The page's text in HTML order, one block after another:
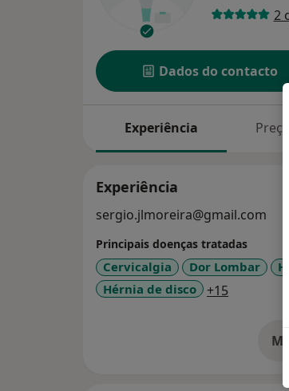
2
Dados do contacto
Experiência Preços
Experiência
sergio.jlmoreira@gmail.com
Principais doenças tratadas
Cervicalgia Dor Lombar
Hérnia de disco
+15